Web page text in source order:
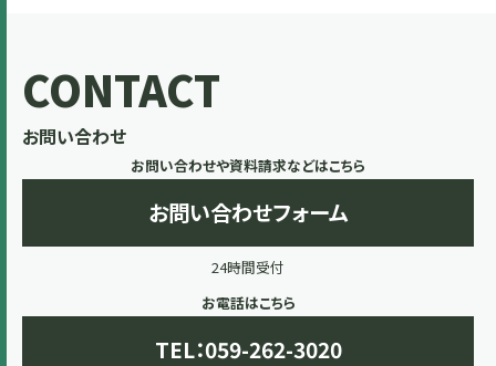
CONTACT
お問い合わせ
お問い合わせや資料請求などはこちら
お問い合わせフォーム
24時間受付
お電話はこちら
TEL：059-262-3020